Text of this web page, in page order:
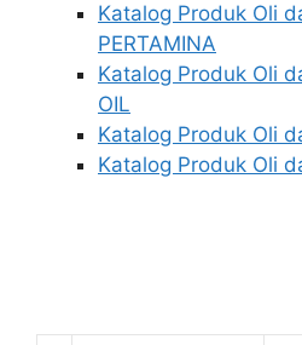
Katalog Produk Oli
PERTAMINA
Katalog Produk Oli
OIL
Katalog Produk Oli
Katalog Produk Oli